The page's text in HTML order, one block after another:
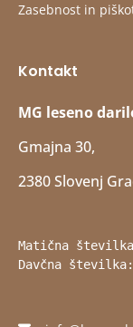
Zasebnost in
Kontakt
MG leseno
Gmajna 30,
2380 Slovenj
Matična
Davčna številka: